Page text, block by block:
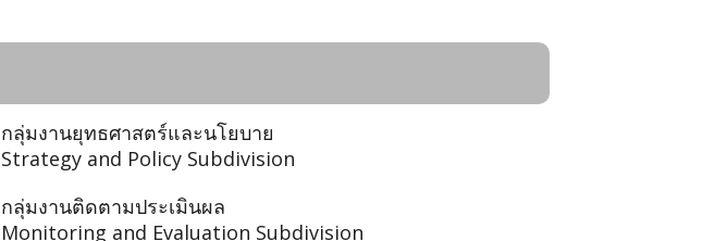
กลุ่มงานยุทธศาสตร์และนโยบาย
Strategy and Policy Subdivision
กลุ่มงานติดตามประเมินผล
Monitoring and Evaluation Subdivision